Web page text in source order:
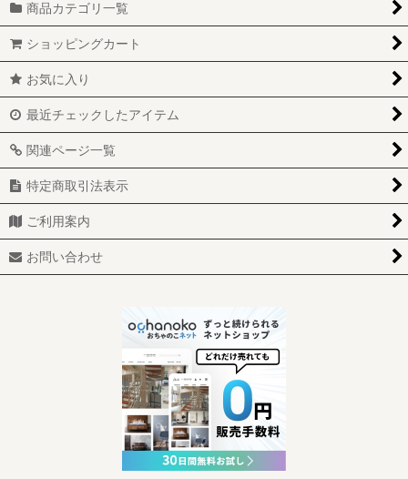
商品カテゴリ一覧
ショッピングカート
お気に入り
最近チェックしたアイテム
関連ページ一覧
特定商取引法表示
ご利用案内
お問い合わせ